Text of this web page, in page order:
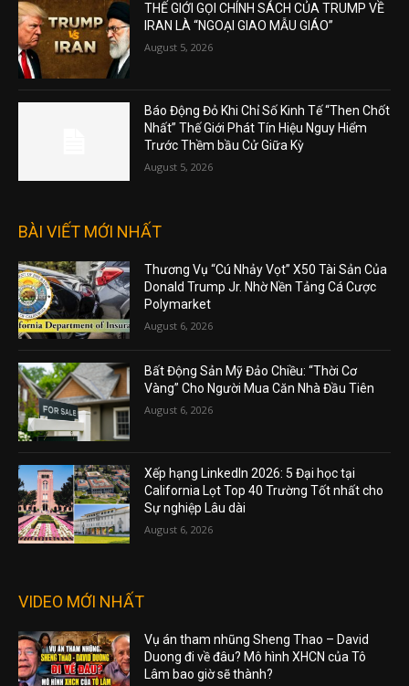
THẾ GIỚI GỌI CHÍNH SÁCH CỦA TRUMP VỀ
IRAN LÀ “NGOẠI GIAO MẪU GIÁO”
August 5, 2026
Báo Động Đỏ Khi Chỉ Số Kinh Tế “Then Chốt
Nhất” Thế Giới Phát Tín Hiệu Nguy Hiểm
Trước Thềm bầu Cử Giữa Kỳ
August 5, 2026
BÀI VIẾT MỚI NHẤT
Thương Vụ “Cú Nhảy Vọt” X50 Tài Sản Của
Donald Trump Jr. Nhờ Nền Tảng Cá Cược
Polymarket
August 6, 2026
Bất Động Sản Mỹ Đảo Chiều: “Thời Cơ
Vàng” Cho Người Mua Căn Nhà Đầu Tiên
August 6, 2026
Xếp hạng LinkedIn 2026: 5 Đại học tại
California Lọt Top 40 Trường Tốt nhất cho
Sự nghiệp Lâu dài
August 6, 2026
VIDEO MỚI NHẤT
Vụ án tham nhũng Sheng Thao – David
Duong đi về đâu? Mô hình XHCN của Tô
Lâm bao giờ sẽ thành?